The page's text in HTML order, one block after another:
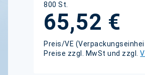
800 St.
65,52 €
Preis/VE
Preise zzgl. MwSt und zzgl.